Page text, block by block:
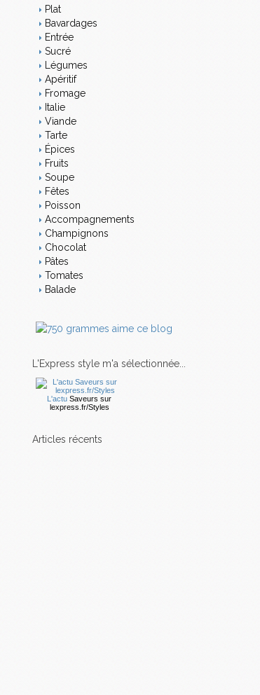
Plat
Bavardages
Entrée
Sucré
Légumes
Apéritif
Fromage
Italie
Viande
Tarte
Épices
Fruits
Soupe
Fêtes
Poisson
Accompagnements
Champignons
Chocolat
Pâtes
Tomates
Balade
L'Express style m'a sélectionnée...
L'actu Saveurs sur
lexpress.fr/Styles
articles récents